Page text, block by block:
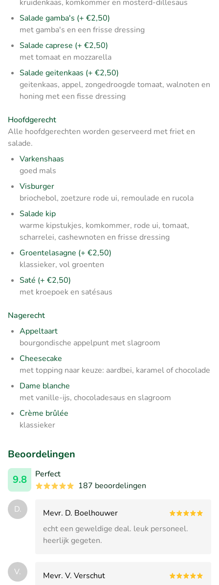
kruidenkaas, komkommer en mosterd-dillesaus
Salade gamba's (+ €2,50)
met gamba's en een frisse dressing
Salade caprese (+ €2,50)
met tomaat en mozzarella
Salade geitenkaas (+ €2,50)
geitenkaas, appel, zongedroogde tomaat, walnoten en
honing met een fisse dressing
Hoofdgerecht
Alle hoofdgerechten worden geserveerd met friet en
salade.
Varkenshaas
goed mals
Visburger
briochebol, zoetzure rode ui, remoulade en rucola
Salade kip
warme kipstukjes, komkommer, rode ui, tomaat,
scharrelei, cashewnoten en frisse dressing
Groentelasagne (+ €2,50)
klassieker, vol groenten
Saté (+ €2,50)
met kroepoek en satésaus
Nagerecht
Appeltaart
bourgondische appelpunt met slagroom
Cheesecake
met topping naar keuze: aardbei, karamel of chocolade
Dame blanche
met vanille-ijs, chocoladesaus en slagroom
Crème brûlée
klassieker
Beoordelingen
9.8
Perfect
187 beoordelingen
D.
Mevr. D. Boelhouwer
echt een geweldige deal. leuk personeel.
heerlijk gegeten.
V.
Mevr. V. Verschut